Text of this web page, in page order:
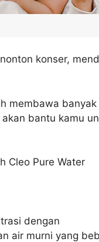
konser,
membawa banyak
bantu kamu
Cleo Pure Water
dengan
air murni yang